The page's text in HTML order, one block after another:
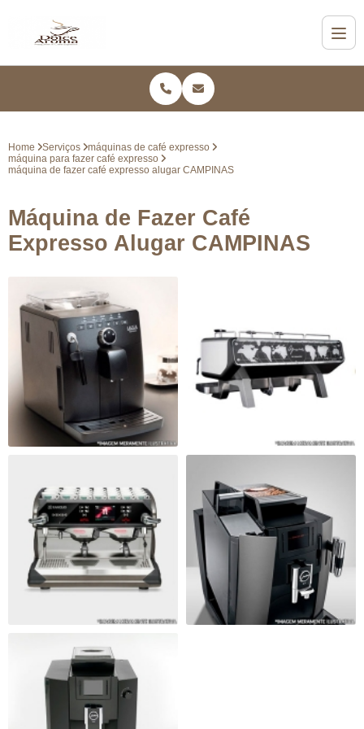
Home Serviços
máquinas de café expresso
máquina para fazer café expresso
máquina de fazer café expresso alugar CAMPINAS
Máquina de Fazer Café
Expresso Alugar CAMPINAS